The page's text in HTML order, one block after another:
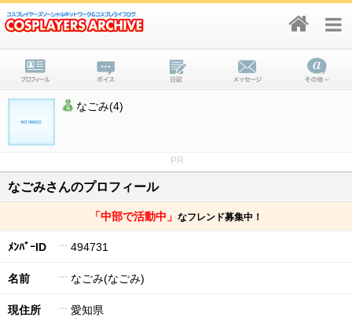
なごみ(4)
PR
なごみさんのプロフィール
「中部で活動中」 なフレンド募集中！
ﾒﾝﾊﾞｰID 494731
名前 なごみ(なごみ)
現住所 愛知県